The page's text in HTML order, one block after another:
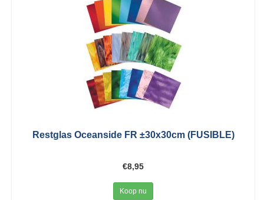
Restglas Oceanside FR ±30x30cm (FUSIBLE)
€8,95
Koop nu